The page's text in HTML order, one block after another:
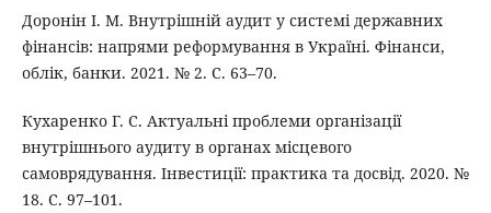
Доронін І. М. Внутрішній аудит у системі державних
фінансів: напрями реформування в Україні. Фінанси,
облік, банки. 2021. № 2. С. 63–70.
Кухаренко Г. С. Актуальні проблеми організації
внутрішнього аудиту в органах місцевого
самоврядування. Інвестиції: практика та досвід. 2020. №
18. С. 97–101.